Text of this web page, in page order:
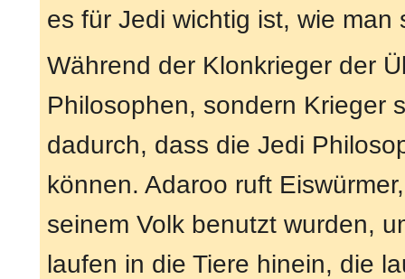
es für Jedi wichtig ist, wie
Während der Klonkrieger der
Philosophen, sondern Krieger
dadurch, dass die Jedi
können. Adaroo ruft
seinem Volk benutzt wurden,
laufen in die Tiere hinein, die